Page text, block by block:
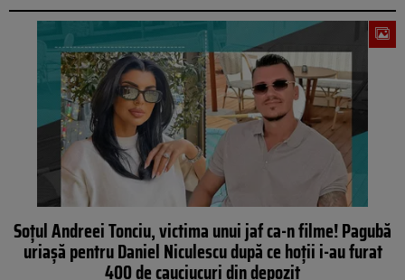
Soțul Andreei Tonciu, victima unui jaf ca-n filme! Pagubă
uriașă pentru Daniel Niculescu după ce hoții i-au furat
400 de cauciucuri din depozit